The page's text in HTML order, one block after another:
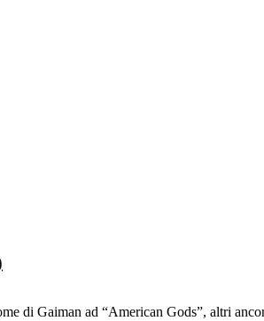
di Gaiman ad “American Gods”, altri